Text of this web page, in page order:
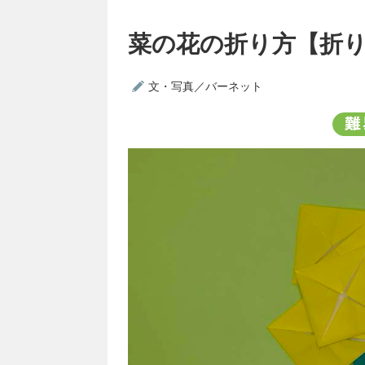
菜の花の折り方【折
文・写真／バーネット